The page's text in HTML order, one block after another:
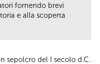
fornendo brevi
e alla scoperta
sepolcro del I secolo d.C.